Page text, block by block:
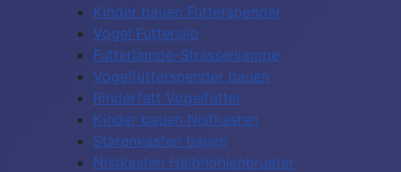
Kinder bauen Futterspender
Vogel Futtersilo
Futterlampe-Strassenlampe
Vogelfutterspender bauen
Rinderfett Vogelfutter
Kinder bauen Nistkasten
Starenkasten bauen
Nistkasten Halbhöhlenbrueter